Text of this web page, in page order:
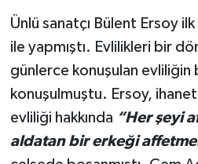
Ünlü sanatçı Bülent Ersoy
ile yapmıştı. Evlilikleri bir
günlerce konuşulan
konuşulmuştu. Ersoy,
evliliği hakkında “Her şeyi
aldatan bir erkeği